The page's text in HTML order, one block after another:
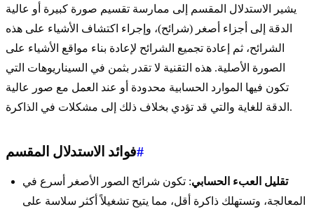
يشير الاستدلال المقسم إلى ممارسة تقسيم صورة كبيرة أو عالية
الدقة إلى أجزاء أصغر (شرائح)، وإجراء اكتشاف الأشياء على هذه
الشرائح، ثم إعادة تجميع الشرائح لإعادة بناء مواقع الأشياء على
الصورة الأصلية. هذه التقنية لا تقدر بثمن في السيناريوهات التي
تكون فيها الموارد الحسابية محدودة أو عند العمل مع صور عالية
الدقة للغاية والتي قد تؤدي بخلاف ذلك إلى مشكلات في الذاكرة.
فوائد الاستدلال المقسم#
تقليل العبء الحسابي: تكون شرائح الصور الأصغر أسرع في
المعالجة، وتستهلك ذاكرة أقل، مما يتيح تشغيلاً أكثر سلاسة على